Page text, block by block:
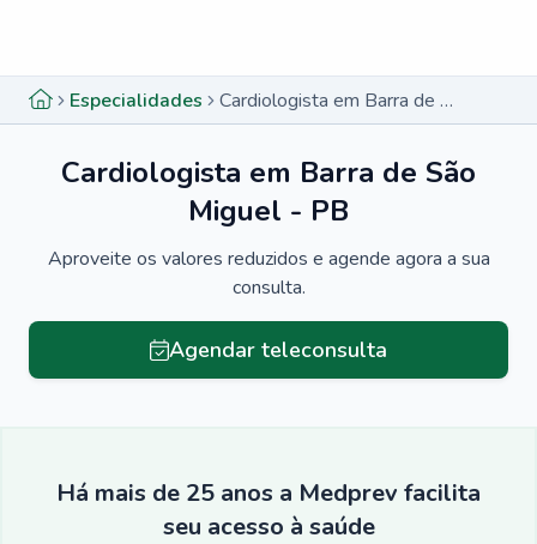
Especialidades Cardiologista em Barra de São Miguel - PB
Cardiologista em Barra de São
Miguel - PB
Aproveite os valores reduzidos e agende agora a sua
consulta.
Agendar teleconsulta
Há mais de 25 anos a Medprev facilita
seu acesso à saúde